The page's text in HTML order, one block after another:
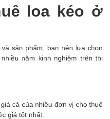
loa kéo ở
sản phẩm, bạn nên lựa chọn
năm kinh nghiệm trên thị
cả của nhiều đơn vị cho thuê
giá tốt nhất.